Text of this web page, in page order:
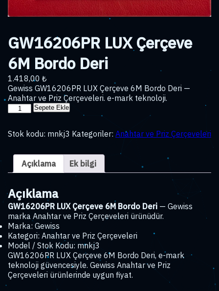
GW16206PR LUX Çerçeve
6M Bordo Deri
1.418,00 ₺
Gewiss GW16206PR LUX Çerçeve 6M Bordo Deri —
Anahtar ve Priz Çerçeveleri. e-mark teknoloji.
GW16206PR
6M
Deri
adet
Sepete Ekle
Stok kodu: mnkj3 Kategoriler: Anahtar ve Priz Çerçeveleri
Açıklama Ek bilgi
Açıklama
GW16206PR LUX Çerçeve 6M Bordo Deri — Gewiss
marka Anahtar ve Priz Çerçeveleri ürünüdür.
Marka: Gewiss
Kategori: Anahtar ve Priz Çerçeveleri
Model / Stok Kodu: mnkj3
GW16206PR LUX Çerçeve 6M Bordo Deri, e-mark
teknoloji güvencesiyle. Gewiss Anahtar ve Priz
Çerçeveleri ürünlerinde uygun fiyat.